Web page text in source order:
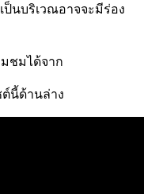
เป็นบริเวณอาจจะมีร่อง
ชมได้จาก
ต์นี้ด้านล่าง